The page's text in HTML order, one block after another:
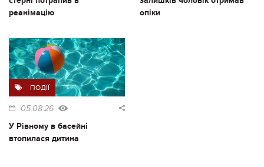
реанімацію
опіки
ПОДІЇ
05.08.26
У Рівному в басейні
втопилася дитина